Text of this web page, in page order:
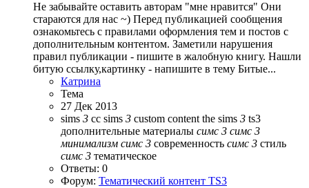
Не забывайте оставить авторам "мне нравится" Они
стараются для нас ~) Перед публикацией сообщения
ознакомьтесь с правилами оформления тем и постов с
дополнительным контентом. Заметили нарушения
правил публикации - пишите в жалобную книгу. Нашли
битую ссылку,картинку - напишите в тему Битые...
Катрина
Тема
27 Дек 2013
sims 3 cc sims 3 custom content the sims 3 ts3
дополнительные материалы симс 3 симс 3
минимализм симс 3 современность симс 3 стиль
симс 3 тематическое
Ответы: 0
Форум: Тематический контент TS3